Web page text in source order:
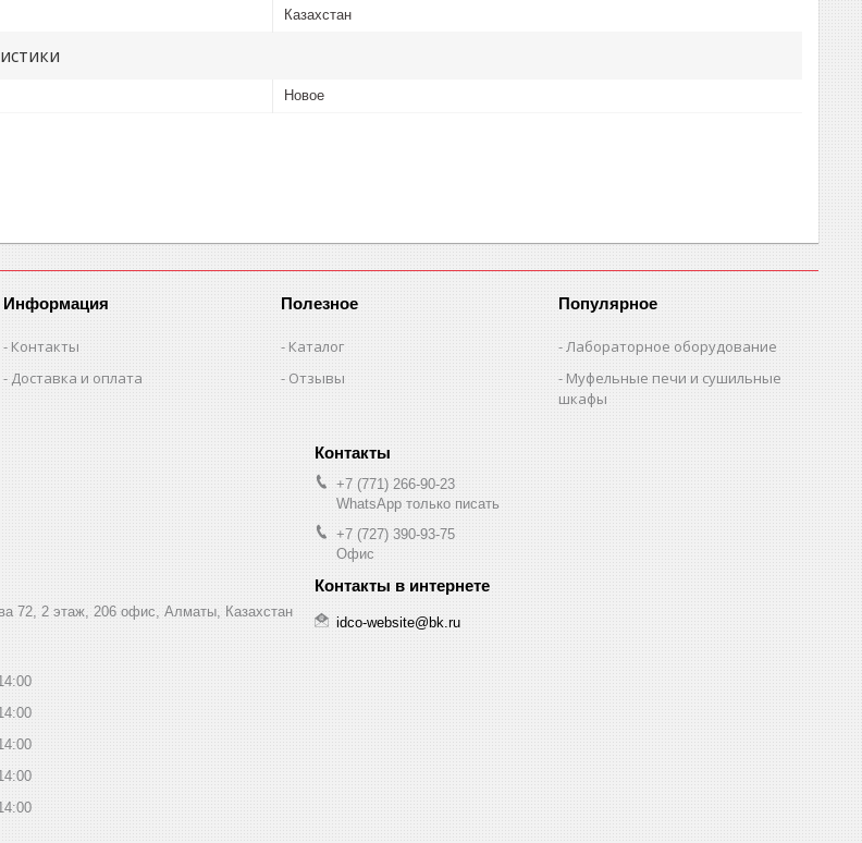
Казахстан
Новое
Информация
Контакты
Доставка и оплата
Полезное
Каталог
Отзывы
Популярное
Лабораторное оборудование
Муфельные печи и сушильные
шкафы
72, 2 этаж, 206 офис, Алматы, Казахстан
+7 (771) 266-90-23
WhatsApp только писать
+7 (727) 390-93-75
Офис
idco-website@bk.ru